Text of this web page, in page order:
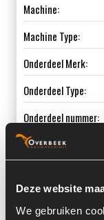
Deze website
We gebruiken
Machine:
Machine Type:
Onderdeel Merk:
Onderdeel Type:
Onderdeel nummer:
Informatie